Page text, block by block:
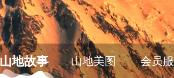
山地故事 山地美图 会员